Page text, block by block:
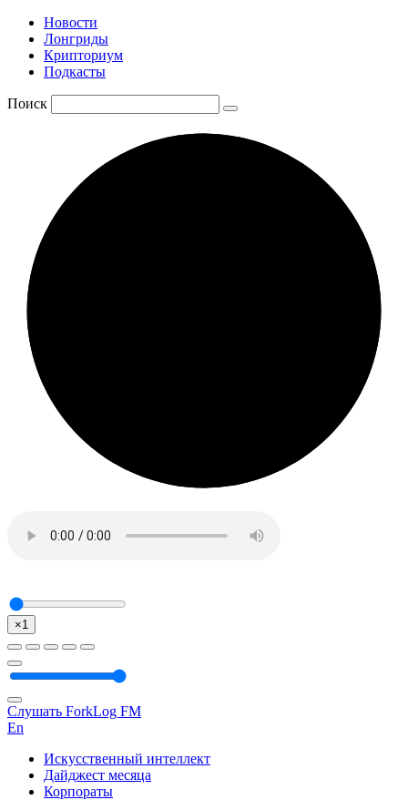
Новости
Лонгриды
Крипториум
Подкасты
Поиск
×1
Слушать ForkLog FM
En
Искусственный интеллект
Дайджест месяца
Корпораты